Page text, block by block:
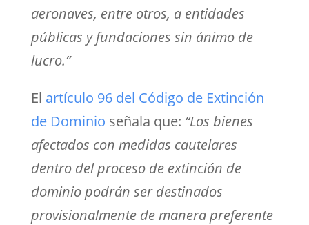
aeronaves, entre otros, a entidades
públicas y fundaciones sin ánimo de
lucro.”
El artículo 96 del Código de Extinción
de Dominio señala que: “Los bienes
afectados con medidas cautelares
dentro del proceso de extinción de
dominio podrán ser destinados
provisionalmente de manera preferente